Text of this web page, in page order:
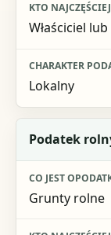
Właściciel
Lokalny
Podatek
Grunty rolne